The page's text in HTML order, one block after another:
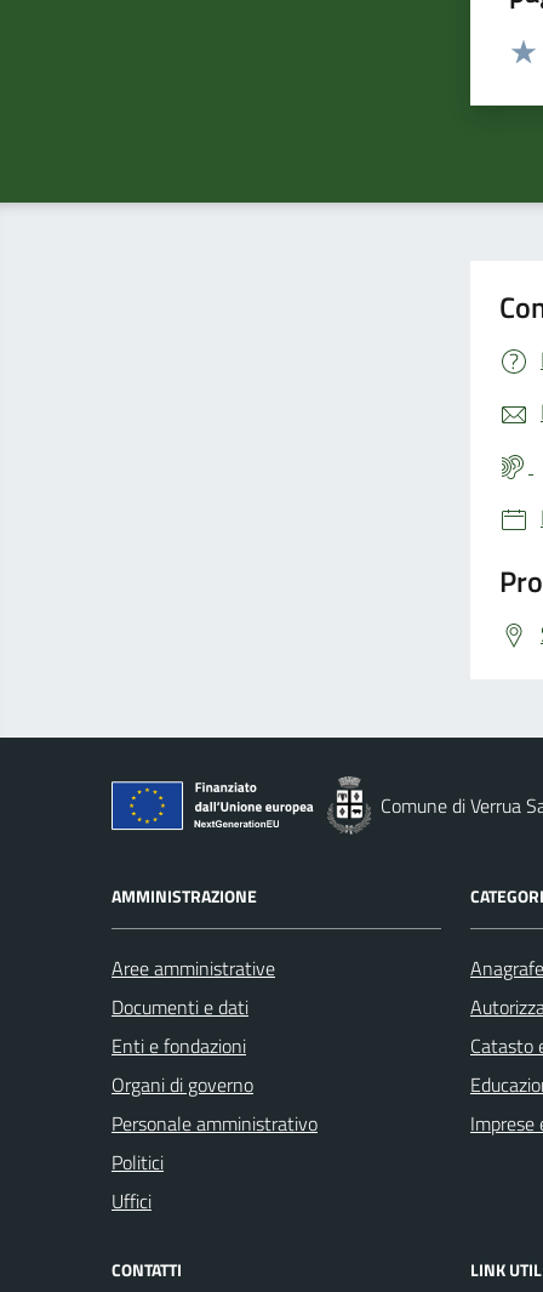
Comune di Verrua
AMMINISTRAZIONE
Aree amministrative
Documenti e dati
Enti e fondazioni
Organi di governo
Personale amministrativo
Politici
Uffici
Catasto
Imprese
CONTATTI LINK